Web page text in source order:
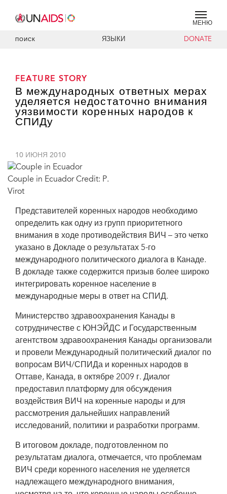
МЕНЮ
ПОИСК ЯЗЫКИ DONATE
FEATURE STORY
В международных ответных мерах
уделяется недостаточно внимания
уязвимости коренных народов к
СПИДу
10 ИЮНЯ 2010
Couple in Ecuador Credit: P.
Virot
Представителей коренных народов необходимо
определить как одну из групп приоритетного
внимания в ходе противодействия ВИЧ – это четко
указано в Докладе о результатах 5-го
международного политического диалога в Канаде.
В докладе также содержится призыв более широко
интегрировать коренное население в
международные меры в ответ на СПИД.
Министерство здравоохранения Канады в
сотрудничестве с ЮНЭЙДС и Государственным
агентством здравоохранения Канады организовали
и провели Международный политический диалог по
вопросам ВИЧ/СПИДа и коренных народов в
Оттаве, Канада, в октябре 2009 г. Диалог
предоставил платформу для обсуждения
воздействия ВИЧ на коренные народы и для
рассмотрения дальнейших направлений
исследований, политики и разработки программ.
В итоговом докладе, подготовленном по
результатам диалога, отмечается, что проблемам
ВИЧ среди коренного населения не уделяется
надлежащего международного внимания,